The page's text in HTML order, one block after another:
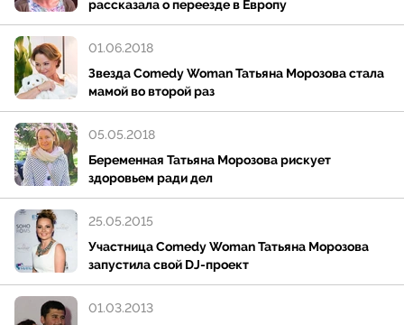
рассказала о переезде в Европу
Звезда Comedy Woman Татьяна Морозова стала
мамой во второй раз
01.06.2018
Беременная Татьяна Морозова рискует
здоровьем ради дел
05.05.2018
Участница Comedy Woman Татьяна Морозова
запустила свой DJ-проект
25.05.2015
01.03.2013